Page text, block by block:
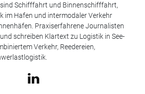
Schifffahrt und Binnenschifffahrt,
im Hafen und intermodaler Verkehr
Praxiserfahrene Journalisten
schreiben Klartext zu Logistik in See-
Verkehr, Reedereien,